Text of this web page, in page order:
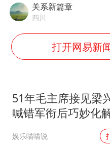
四川
公司
A
“中
关系新篇章
四川
打开网易新
51年毛主席接见梁
喊错军衔后巧妙化
梁：主席反应就是
娱乐喵喵说